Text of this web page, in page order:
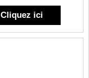
Cliquez ici